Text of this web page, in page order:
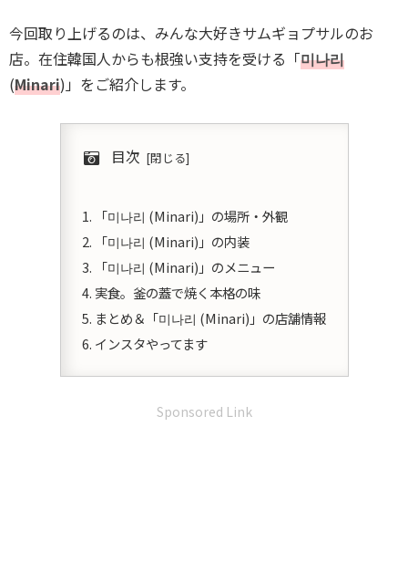
今回取り上げるのは、みんな大好きサムギョプサルのお
店。在住韓国人からも根強い支持を受ける「미나리
(Minari)」をご紹介します。
目次
「미나리 (Minari)」の場所・外観
「미나리 (Minari)」の内装
「미나리 (Minari)」のメニュー
実食。釜の蓋で焼く本格の味
まとめ＆「미나리 (Minari)」の店舗情報
インスタやってます
Sponsored Link